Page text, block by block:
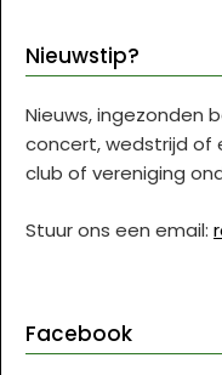
Nieuwstip?
Nieuws, ingezonden
concert, wedstrijd of
club of vereniging
Stuur ons een email:
Facebook